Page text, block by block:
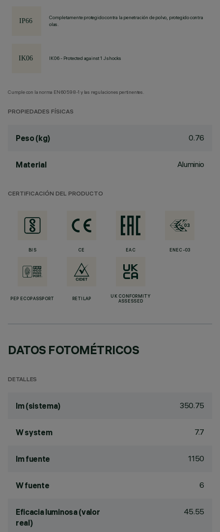
Completamente protegido contra la penetración de polvo, protegido contra
olas.
IK06 - Protected against 1 J shocks
Cumple con la norma EN60598-1 y las regulaciones pertinentes.
PROPIEDADES FÍSICAS
Peso (kg) 0.76
Material Aluminio
CERTIFICACIÓN DEL PRODUCTO
BIS CE EAC ENEC-03
PEP ECOPASSPORT RETILAP
UK CONFORMITY
ASSESSED
DATOS FOTOMÉTRICOS
DETALLES
lm (sistema) 350.75
W system 7.7
lm fuente 1150
W fuente 6
Eficacia luminosa (valor
real)
45.55